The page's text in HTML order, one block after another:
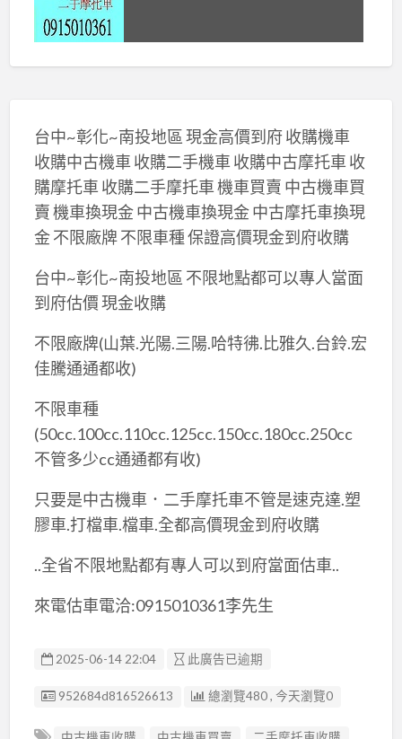
台中~彰化~南投地區 現金高價到府 收購機車
收購中古機車 收購二手機車 收購中古摩托車 收
購摩托車 收購二手摩托車 機車買賣 中古機車買
賣 機車換現金 中古機車換現金 中古摩托車換現
金 不限廠牌 不限車種 保證高價現金到府收購
台中~彰化~南投地區 不限地點都可以專人當面
到府估價 現金收購
不限廠牌(山葉.光陽.三陽.哈特彿.比雅久.台鈴.宏
佳騰通通都收)
不限車種
(50cc.100cc.110cc.125cc.150cc.180cc.250cc
不管多少cc通通都有收)
只要是中古機車．二手摩托車不管是速克達.塑
膠車.打檔車.檔車.全都高價現金到府收購
..全省不限地點都有專人可以到府當面估車..
來電估車電洽:0915010361李先生
2025-06-14 22:04 此廣告已逾期
廣告编號
952684d816526613 總瀏覽480 , 今天瀏覽0